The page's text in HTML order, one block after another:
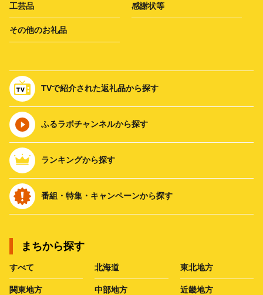
工芸品 感謝状等
その他のお礼品
TVで紹介された返礼品から探す
ふるラボチャンネルから探す
ランキングから探す
番組・特集・キャンペーンから探す
まちから探す
すべて 北海道 東北地方
関東地方 中部地方 近畿地方